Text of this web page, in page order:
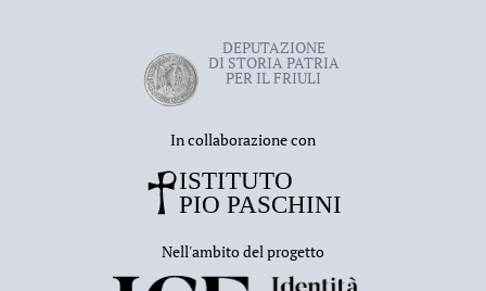
DEPUTAZIONE
DI STORIA PATRIA
PER IL FRIULI
In collaborazione con
Nell'ambito del progetto